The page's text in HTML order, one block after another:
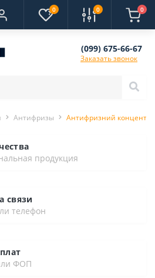
0 0 0
(099) 675-66-67
Заказать звонок
Антифризы Антифризний
продукция
связи
телефон
ФОП